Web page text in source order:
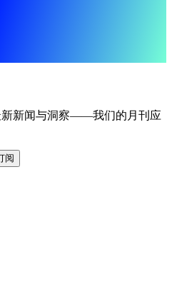
新新闻与洞察——我们的月刊应
阅